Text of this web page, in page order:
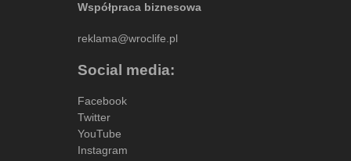
Współpraca biznesowa
reklama@wroclife.pl
Social media:
Facebook
Twitter
YouTube
Instagram